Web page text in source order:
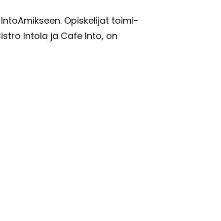
Opis­ke­li­jat toi­mi­
In­to­la ja Cafe Into, on